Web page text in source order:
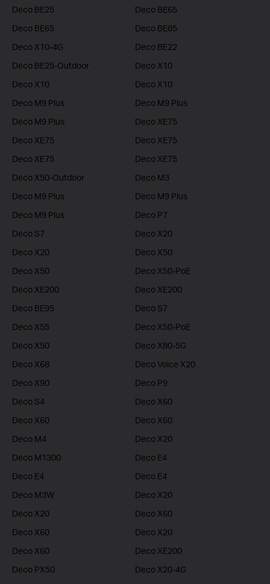
Deco BE25
Deco BE65
Deco BE65
Deco BE85
Deco X10-4G
Deco BE22
Deco BE25-Outdoor
Deco X10
Deco X10
Deco X10
Deco M9 Plus
Deco M9 Plus
Deco M9 Plus
Deco XE75
Deco XE75
Deco XE75
Deco XE75
Deco XE75
Deco X50-Outdoor
Deco M3
Deco M9 Plus
Deco M9 Plus
Deco M9 Plus
Deco P7
Deco S7
Deco X20
Deco X20
Deco X50
Deco X50
Deco X50-PoE
Deco XE200
Deco XE200
Deco BE95
Deco S7
Deco X55
Deco X50-PoE
Deco X50
Deco X80-5G
Deco X68
Deco Voice X20
Deco X90
Deco P9
Deco S4
Deco X60
Deco X60
Deco X60
Deco M4
Deco X20
Deco M1300
Deco E4
Deco E4
Deco E4
Deco M3W
Deco X20
Deco X20
Deco X60
Deco X60
Deco X20
Deco X60
Deco XE200
Deco PX50
Deco X20-4G